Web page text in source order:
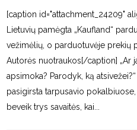
[caption id="attachment_24209"
Lietuvių pamėgta „Kaufland“
vežimėlių, o parduotuvėje prekių
Autorės nuotraukos[/caption] „Ar
apsimoka? Parodyk, ką
pasigirsta tarpusavio
beveik trys savaitės, kai